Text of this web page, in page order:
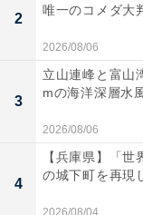
2
唯一のコメダ大
2026/08/06
3
立山連峰と富山
mの海洋深層水
2026/08/06
4
【兵庫県】「
の城下町を再現
2026/08/04